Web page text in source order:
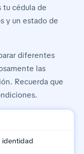
tu cédula de
y un estado de
diferentes
las
Recuerda que
identidad